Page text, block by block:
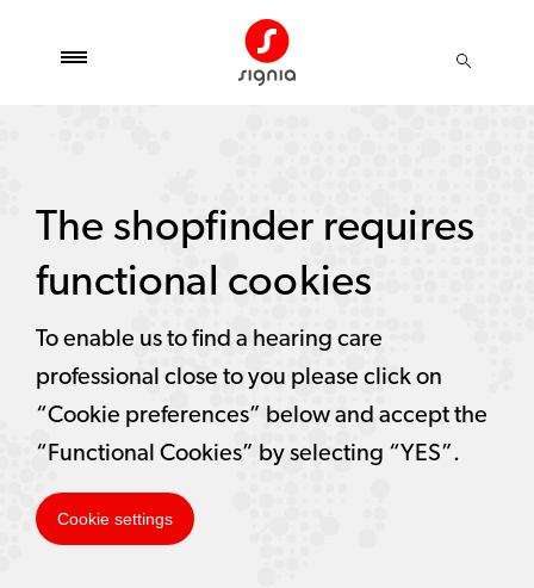
The shopfinder requires
functional cookies
To enable us to find a hearing care
professional close to you please click on
“Cookie preferences” below and accept the
“Functional Cookies” by selecting “YES”.
Cookie settings